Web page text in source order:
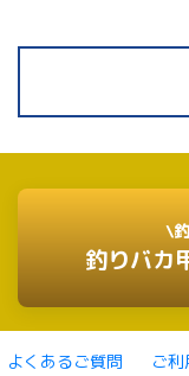
\
釣りバカ
よくあるご質問 ご